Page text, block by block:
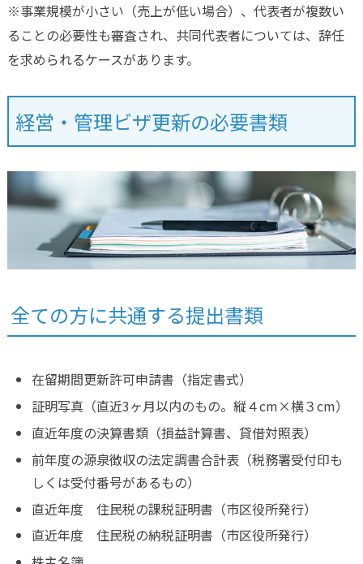
※事業規模が小さい（売上が低い場合）、代表者が複数い
ることの必要性も審査され、共同代表者については、辞任
を求められるケースがあります。
経営・管理ビザ更新の必要書類
全ての方に共通する提出書類
在留期間更新許可申請書（指定書式）
証明写真（直近3ヶ月以内のもの。縦４cm×横３cm）
直近年度の決算書類（損益計算書、貸借対照表）
前年度の源泉徴収の法定調書合計表（税務署受付印も
しくは受付番号があるもの）
直近年度 住民税の課税証明書（市区役所発行）
直近年度 住民税の納税証明書（市区役所発行）